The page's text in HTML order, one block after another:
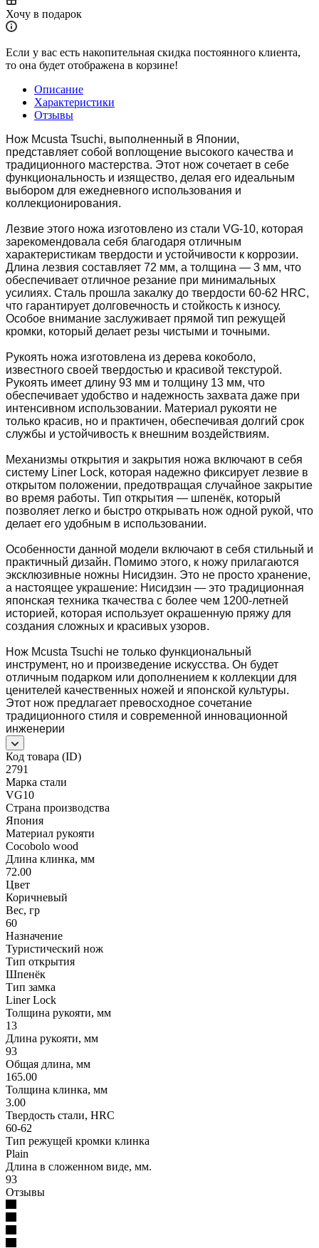
Хочу в подарок
Если у вас есть накопительная скидка постоянного клиента,
то она будет отображена в корзине!
Описание
Характеристики
Отзывы
Нож Mcusta Tsuchi, выполненный в Японии,
представляет собой воплощение высокого качества и
традиционного мастерства. Этот нож сочетает в себе
функциональность и изящество, делая его идеальным
выбором для ежедневного использования и
коллекционирования.
Лезвие этого ножа изготовлено из стали VG-10, которая
зарекомендовала себя благодаря отличным
характеристикам твердости и устойчивости к коррозии.
Длина лезвия составляет 72 мм, а толщина — 3 мм, что
обеспечивает отличное резание при минимальных
усилиях. Сталь прошла закалку до твердости 60-62 HRC,
что гарантирует долговечность и стойкость к износу.
Особое внимание заслуживает прямой тип режущей
кромки, который делает резы чистыми и точными.
Рукоять ножа изготовлена из дерева кокоболо,
известного своей твердостью и красивой текстурой.
Рукоять имеет длину 93 мм и толщину 13 мм, что
обеспечивает удобство и надежность захвата даже при
интенсивном использовании. Материал рукояти не
только красив, но и практичен, обеспечивая долгий срок
службы и устойчивость к внешним воздействиям.
Механизмы открытия и закрытия ножа включают в себя
систему Liner Lock, которая надежно фиксирует лезвие в
открытом положении, предотвращая случайное закрытие
во время работы. Тип открытия — шпенёк, который
позволяет легко и быстро открывать нож одной рукой, что
делает его удобным в использовании.
Особенности данной модели включают в себя стильный и
практичный дизайн. Помимо этого, к ножу прилагаются
эксклюзивные ножны Нисидзин. Это не просто хранение,
а настоящее украшение: Нисидзин — это традиционная
японская техника ткачества с более чем 1200-летней
историей, которая использует окрашенную пряжу для
создания сложных и красивых узоров.
Нож Mcusta Tsuchi не только функциональный
инструмент, но и произведение искусства. Он будет
отличным подарком или дополнением к коллекции для
ценителей качественных ножей и японской культуры.
Этот нож предлагает превосходное сочетание
традиционного стиля и современной инновационной
инженерии
Код товара (ID)
2791
Марка стали
VG10
Страна производства
Япония
Материал рукояти
Cocobolo wood
Длина клинка, мм
72.00
Цвет
Коричневый
Вес, гр
60
Назначение
Туристический нож
Тип открытия
Шпенёк
Тип замка
Liner Lock
Толщина рукояти, мм
13
Длина рукояти, мм
93
Общая длина, мм
165.00
Толщина клинка, мм
3.00
Твердость стали, HRC
60-62
Тип режущей кромки клинка
Plain
Длина в сложенном виде, мм.
93
Отзывы